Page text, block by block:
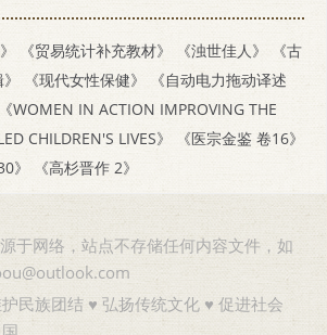
《贸易统计补充教材》 《浊世佳人》
《古
《现代女性保健》
《自动电力拖动译述
《WOMEN IN ACTION IMPROVING THE
CHILDREN'S LIVES》
《医宗金鉴 卷16》
》
《高杉晋作 2》
于网络，站点不存储任何内容文件，如
民族团结 ♥ 弘扬传统文化 ♥ 促进社会